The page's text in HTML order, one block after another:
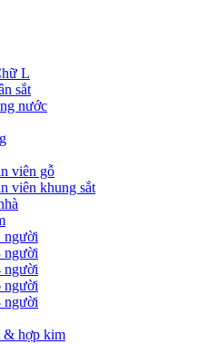
L
sắt
nước
viên gỗ
viên khung sắt
người
người
người
người
người
& hợp kim